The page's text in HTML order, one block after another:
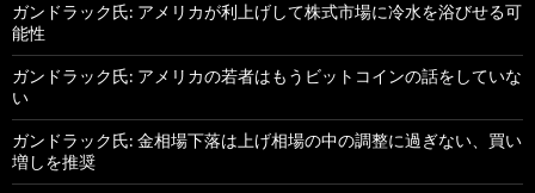
ガンドラック氏: アメリカが利上げして株式市場に冷水を浴びせる可
能性
ガンドラック氏: アメリカの若者はもうビットコインの話をしていな
い
ガンドラック氏: 金相場下落は上げ相場の中の調整に過ぎない、買い
増しを推奨